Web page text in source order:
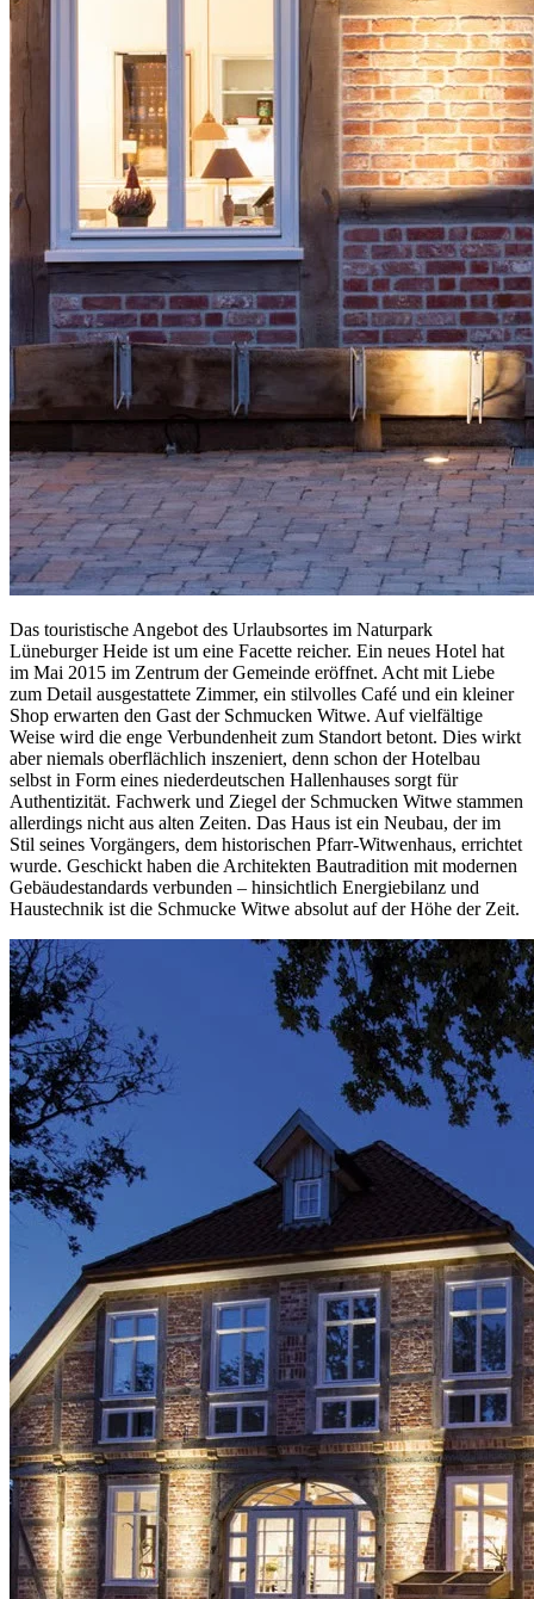
Das touristische Angebot des Urlaubsortes im Naturpark
Lüneburger Heide ist um eine Facette reicher. Ein neues Hotel hat
im Mai 2015 im Zentrum der Gemeinde eröffnet. Acht mit Liebe
zum Detail ausgestattete Zimmer, ein stilvolles Café und ein kleiner
Shop erwarten den Gast der Schmucken Witwe. Auf vielfältige
Weise wird die enge Verbundenheit zum Standort betont. Dies wirkt
aber niemals oberflächlich inszeniert, denn schon der Hotelbau
selbst in Form eines niederdeutschen Hallenhauses sorgt für
Authentizität. Fachwerk und Ziegel der Schmucken Witwe stammen
allerdings nicht aus alten Zeiten. Das Haus ist ein Neubau, der im
Stil seines Vorgängers, dem historischen Pfarr-Witwenhaus, errichtet
wurde. Geschickt haben die Architekten Bautradition mit modernen
Gebäudestandards verbunden – hinsichtlich Energiebilanz und
Haustechnik ist die Schmucke Witwe absolut auf der Höhe der Zeit.